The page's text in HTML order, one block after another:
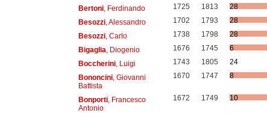
Bertoni, Ferdinando 1725 1813
28
Besozzi, Alessandro 1702 1793
28
Besozzi, Carlo 1738 1798
28
Bigaglia , Diogenio 1676 1745
6
Boccherini, Luigi 1743 1805
24
Bononcini, Giovanni
Battista
1670 1747 8
Bonporti, Francesco
Antonio
1672 1749 10